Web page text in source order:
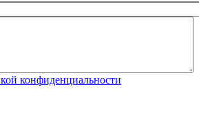
конфиденциальности*
конфиденциальности